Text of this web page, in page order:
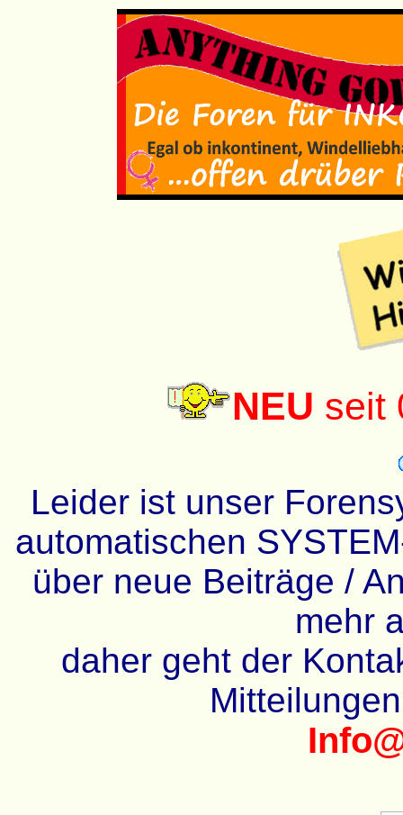
NEU seit
Leider ist unser
automatischen
über neue Beiträge /
mehr
daher geht der